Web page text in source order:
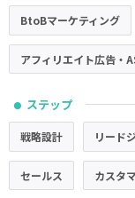
BtoBマーケティング
アフィリエイト広告・
● ステップ
戦略設計 リード
セールス カスタ